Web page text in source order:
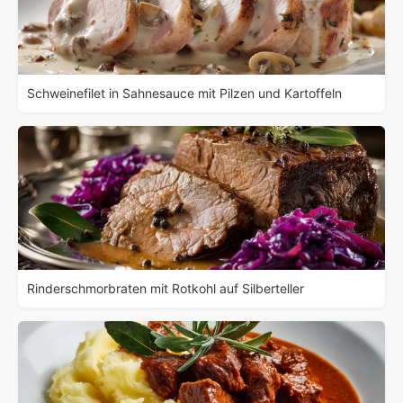
Schweinefilet in Sahnesauce mit Pilzen und Kartoffeln
Rinderschmorbraten mit Rotkohl auf Silberteller